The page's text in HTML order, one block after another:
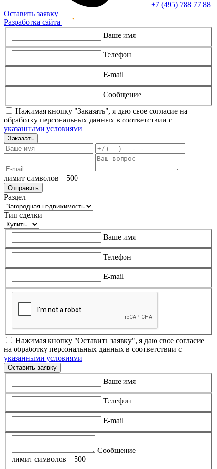
+7 (495) 788 77 88
Оставить заявку
Разработка сайта
Ваше имя
Телефон
E-mail
Сообщение
Нажимая кнопку "Заказать", я даю свое согласие на
обработку персональных данных в соответствии с
указанными условиями
Заказать
лимит символов – 500
Раздел
Тип сделки
Ваше имя
Телефон
E-mail
Нажимая кнопку "Оставить заявку", я даю свое согласие
на обработку персональных данных в соответствии с
указанными условиями
Оставить заявку
Ваше имя
Телефон
E-mail
Сообщение
лимит символов – 500